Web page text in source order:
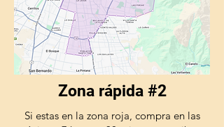
Zona rápida #2
Si estas en la zona roja, compra en las